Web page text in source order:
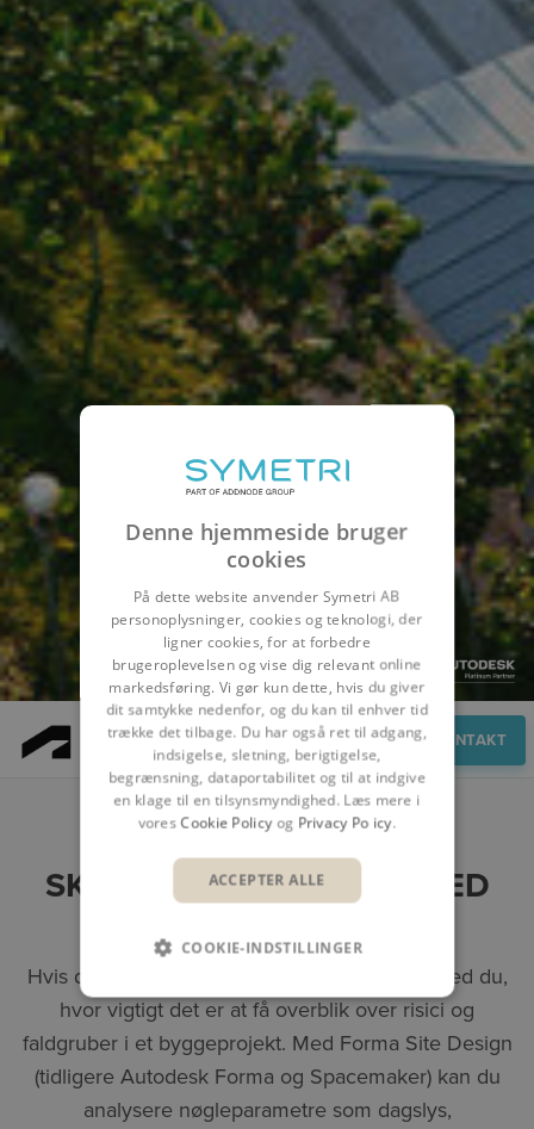
Overblik KONTAKT
SKAB BEDRE DESIGNS MED
Hvis du arbejder med by- og boligudvikling, ved du,
hvor vigtigt det er at få overblik over risici og
faldgruber i et byggeprojekt. Med Forma Site Design
(tidligere Autodesk Forma og Spacemaker) kan du
analysere nøgleparametre som dagslys,
Denne hjemmeside bruger
cookies
På dette website anvender Symetri AB
personoplysninger, cookies og teknologi, der
ligner cookies, for at forbedre
brugeroplevelsen og vise dig relevant online
markedsføring. Vi gør kun dette, hvis du giver
dit samtykke nedenfor, og du kan til enhver tid
trække det tilbage. Du har også ret til adgang,
indsigelse, sletning, berigtigelse,
begrænsning, dataportabilitet og til at indgive
en klage til en tilsynsmyndighed. Læs mere i
voresCookie Policyog Privacy Policy.
ACCEPTER ALLE
COOKIE-INDSTILLINGER